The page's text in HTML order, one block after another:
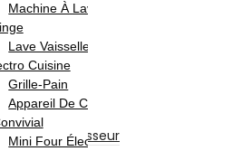
Gamer
En Un
Interne
& Refroidisseur
Machine À Laver / Sèche
Lave Vaisselle
Cuisine
Grille-Pain
Appareil De Cuisson /
Mini Four Électrique /